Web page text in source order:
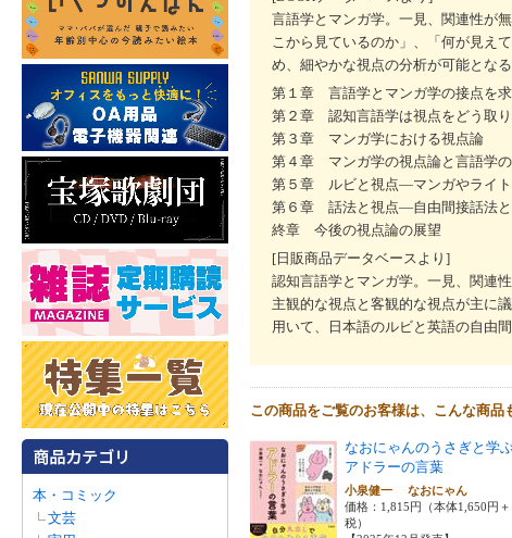
本・コミック
文芸
言語学とマンガ学。一見、関連性が
こから見ているのか」、「何が見え
め、細やかな視点の分析が可能とな
第１章 言語学とマンガ学の接点を
第２章 認知言語学は視点をどう取
第３章 マンガ学における視点論
第４章 マンガ学の視点論と言語学
第５章 ルビと視点―マンガやライト
第６章 話法と視点―自由間接話法と
終章 今後の視点論の展望
[日販商品データベースより]
認知言語学とマンガ学。一見、関連
主観的な視点と客観的な視点が主に
用いて、日本語のルビと英語の自由
この商品をご覧のお客様は、こんな商品
なおにゃんのうさぎと学
アドラーの言葉
小泉健一 なおにゃん
価格：1,815円（本体1,650円＋
税）